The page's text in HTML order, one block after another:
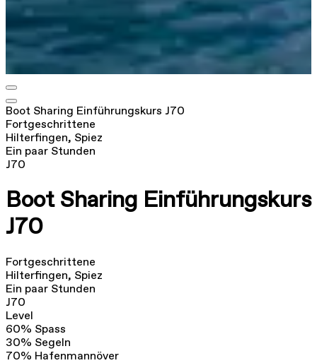
Boot Sharing Einführungskurs J70
Fortgeschrittene
Hilterfingen, Spiez
Ein paar Stunden
J70
Boot Sharing Einführungskurs
J70
Fortgeschrittene
Hilterfingen, Spiez
Ein paar Stunden
J70
Level
60% Spass
30% Segeln
70% Hafenmannöver